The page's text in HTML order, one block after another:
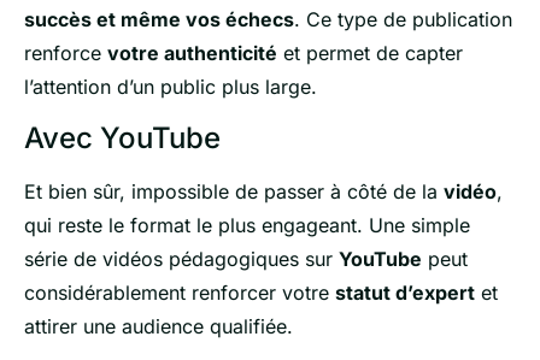
succès et même vos échecs. Ce type de publication
renforce votre authenticité et permet de capter
l’attention d’un public plus large.
Avec YouTube
Et bien sûr, impossible de passer à côté de la vidéo,
qui reste le format le plus engageant. Une simple
série de vidéos pédagogiques sur YouTube peut
considérablement renforcer votre statut d’expert et
attirer une audience qualifiée.